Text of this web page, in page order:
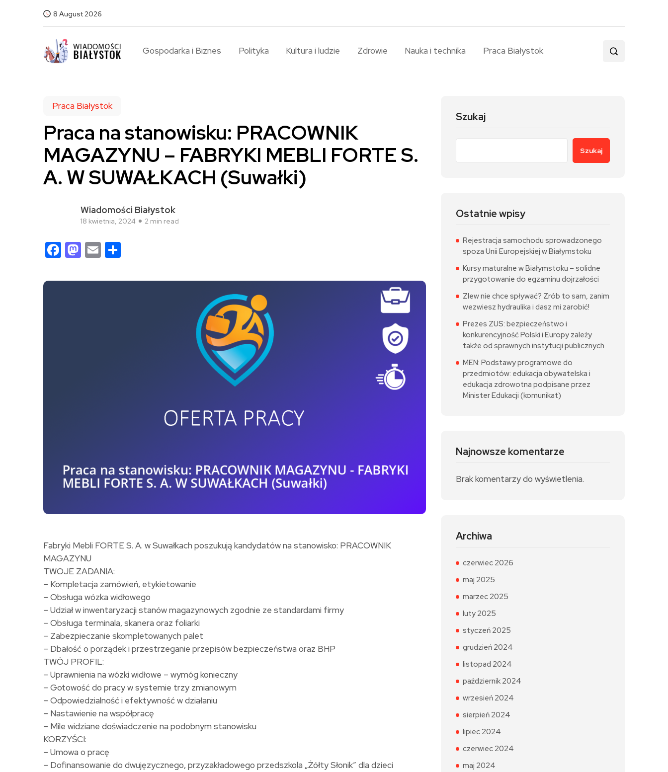
8 August 2026
Gospodarka i Biznes Polityka Kultura i ludzie Zdrowie Nauka i technika Praca Białystok
Praca Białystok
Praca na stanowisku: PRACOWNIK
MAGAZYNU – FABRYKI MEBLI FORTE S.
A. W SUWAŁKACH (Suwałki)
Wiadomości Białystok
18 kwietnia, 2024 2 min read
Facebook
Mastodon
Email
Fabryki Mebli FORTE S. A. w Suwałkach poszukują kandydatów na stanowisko: PRACOWNIK
MAGAZYNU
TWOJE ZADANIA:
– Kompletacja zamówień, etykietowanie
– Obsługa wózka widłowego
– Udział w inwentaryzacji stanów magazynowych zgodnie ze standardami firmy
– Obsługa terminala, skanera oraz foliarki
– Zabezpieczanie skompletowanych palet
– Dbałość o porządek i przestrzeganie przepisów bezpieczeństwa oraz BHP
TWÓJ PROFIL:
– Uprawnienia na wózki widłowe – wymóg konieczny
– Gotowość do pracy w systemie trzy zmianowym
– Odpowiedzialność i efektywność w działaniu
– Nastawienie na współpracę
– Mile widziane doświadczenie na podobnym stanowisku
KORZYŚCI:
– Umowa o pracę
– Dofinansowanie do dwujęzycznego, przyzakładowego przedszkola „Żółty Słonik” dla dzieci
Szukaj
Szukaj
Ostatnie wpisy
Rejestracja samochodu sprowadzonego
spoza Unii Europejskiej w Białymstoku
Kursy maturalne w Białymstoku – solidne
przygotowanie do egzaminu dojrzałości
Zlew nie chce spływać? Zrób to sam, zanim
wezwiesz hydraulika i dasz mi zarobić!
Prezes ZUS: bezpieczeństwo i
konkurencyjność Polski i Europy zależy
także od sprawnych instytucji publicznych
MEN: Podstawy programowe do
przedmiotów: edukacja obywatelska i
edukacja zdrowotna podpisane przez
Minister Edukacji (komunikat)
Najnowsze komentarze
Brak komentarzy do wyświetlenia.
Archiwa
czerwiec 2026
maj 2025
marzec 2025
luty 2025
styczeń 2025
grudzień 2024
listopad 2024
październik 2024
wrzesień 2024
sierpień 2024
lipiec 2024
czerwiec 2024
maj 2024